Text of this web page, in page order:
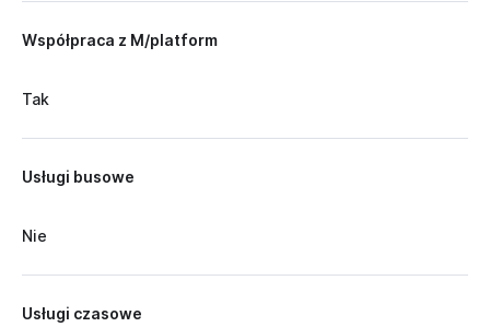
Współpraca z M/platform
Tak
Usługi busowe
Nie
Usługi czasowe